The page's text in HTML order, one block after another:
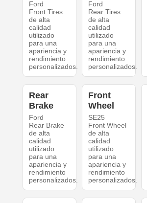
Ford
Front Tires
de alta
calidad
utilizado
para una
apariencia y
rendimiento
personalizados.
Ford
Rear Tires
de alta
calidad
utilizado
para una
apariencia y
rendimiento
personalizados.
Rear
Brake
Ford
Rear Brake
de alta
calidad
utilizado
para una
apariencia y
rendimiento
personalizados.
Front
Wheel
SE25
Front Wheel
de alta
calidad
utilizado
para una
apariencia y
rendimiento
personalizados.